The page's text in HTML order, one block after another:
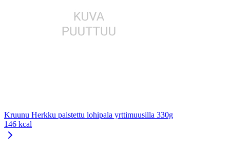
Kruunu Herkku paistettu lohipala yrttimuusilla 330g
146 kcal